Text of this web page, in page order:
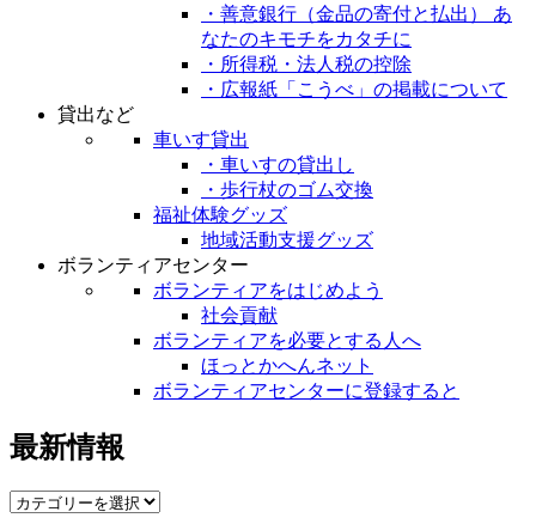
・善意銀行（金品の寄付と払出） あ
なたのキモチをカタチに
・所得税・法人税の控除
・広報紙「こうべ」の掲載について
貸出など
車いす貸出
・車いすの貸出し
・歩行杖のゴム交換
福祉体験グッズ
地域活動支援グッズ
ボランティアセンター
ボランティアをはじめよう
社会貢献
ボランティアを必要とする人へ
ほっとかへんネット
ボランティアセンターに登録すると
最新情報